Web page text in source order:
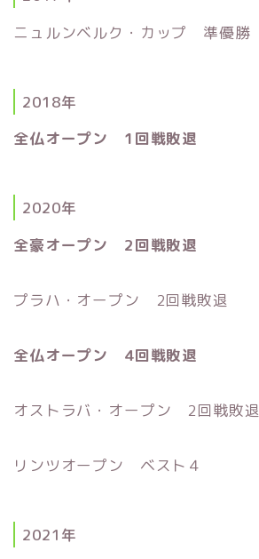
ニュルンベルク・カップ 準優勝
2018年
全仏オープン 1回戦敗退
2020年
全豪オープン 2回戦敗退
プラハ・オープン 2回戦敗退
全仏オープン 4回戦敗退
オストラバ・オープン 2回戦敗退
リンツオープン ベスト４
2021年